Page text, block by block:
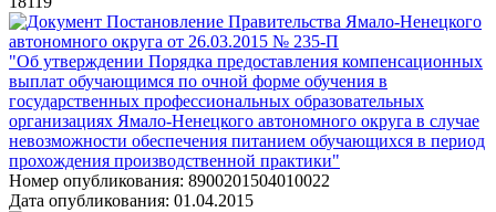
Постановление Правительства Ямало-Ненецкого
автономного округа от 26.03.2015 № 235-П
"Об утверждении Порядка предоставления компенсационных
выплат обучающимся по очной форме обучения в
государственных профессиональных образовательных
организациях Ямало-Ненецкого автономного округа в случае
невозможности обеспечения питанием обучающихся в период
прохождения производственной практики"
Номер опубликования: 8900201504010022
Дата опубликования: 01.04.2015